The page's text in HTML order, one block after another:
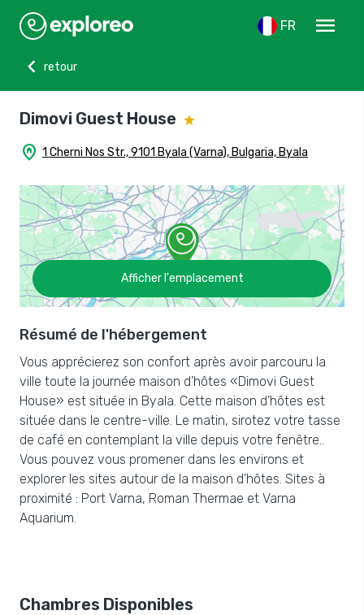
FR
menu
chevron_left
retour
Dimovi Guest House
home_pin 1 Cherni Nos Str., 9101 Byala (Varna), Bulgaria, Byala
Afficher l'emplacement
Résumé de l'hébergement
Vous apprécierez son confort après avoir parcouru la
ville toute la journée maison d’hôtes «Dimovi Guest
House» est située in Byala. Cette maison d’hôtes est
située dans le centre-ville. Le matin, sirotez votre tasse
de café en contemplant la ville depuis votre fenêtre..
Vous pouvez vous promener dans les environs et
explorer les sites autour de la maison d’hôtes. Sites à
proximité : Port Varna, Roman Thermae et Varna
Aquarium.
Chambres Disponibles